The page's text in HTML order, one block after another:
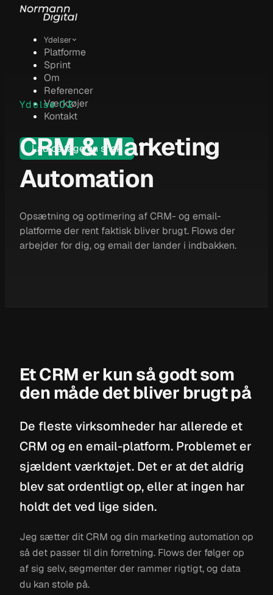
Ydelser
Platforme
Sprint
Om
Referencer
Værktøjer
Kontakt
Lad os tage en snak
Ydelse 02
CRM & Marketing
Automation
Opsætning og optimering af CRM- og email-
platforme der rent faktisk bliver brugt. Flows der
arbejder for dig, og email der lander i indbakken.
Et CRM er kun så godt som
den måde det bliver brugt på
De fleste virksomheder har allerede et
CRM og en email-platform. Problemet er
sjældent værktøjet. Det er at det aldrig
blev sat ordentligt op, eller at ingen har
holdt det ved lige siden.
Jeg sætter dit CRM og din marketing automation op
så det passer til din forretning. Flows der følger op
af sig selv, segmenter der rammer rigtigt, og data
du kan stole på.